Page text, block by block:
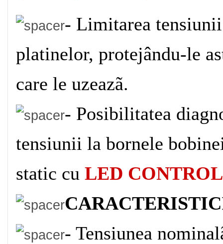
- Limitarea
platinelor, protejându-le
care le uzeazã.
- Posibilitatea
tensiunii la bornele
static cu LED CONTROL
- Tensiunea